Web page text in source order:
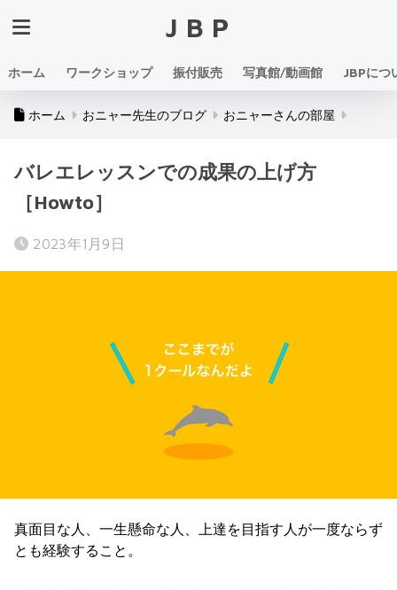
JBP
ホーム ワークショップ 振付販売 写真館/動画館 JBPにつ
ホーム おニャー先生のブログ おニャーさんの部屋
バレエレッスンでの成果の上げ方
［Howto］
2023年1月9日
真面目な人、一生懸命な人、上達を目指す人が一度ならず
とも経験すること。